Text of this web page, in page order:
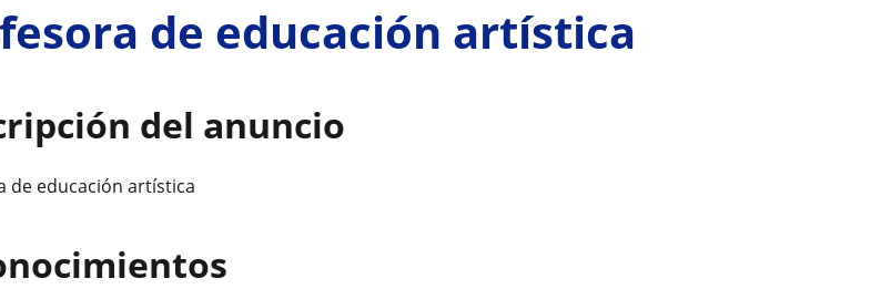
de educación artística
del anuncio
de educación artística